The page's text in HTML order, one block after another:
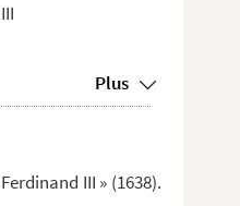
Plus
III » (1638).